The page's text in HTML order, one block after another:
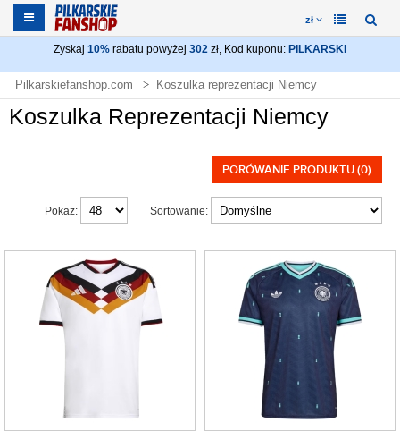
zł
Zyskaj 10% rabatu powyżej 302 zł, Kod kuponu: PILKARSKI
Pilkarskiefanshop.com Koszulka reprezentacji Niemcy
Koszulka Reprezentacji Niemcy
PORÓWANIE PRODUKTU (0)
Sortowanie:
Pokaż: